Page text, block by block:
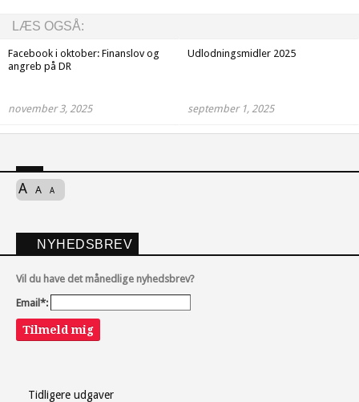
LÆS OGSÅ:
Facebook i oktober: Finanslov og
angreb på DR
november 3, 2025
Udlodningsmidler 2025
september 1, 2025
A A A
NYHEDSBREV
Vil du have det månedlige nyhedsbrev?
Email*:
Tilmeld mig
Tidligere udgaver